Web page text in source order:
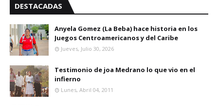
DESTACADAS
Anyela Gomez (La Beba) hace historia en los
Juegos Centroamericanos y del Caribe
Jueves, Julio 30, 2026
Testimonio de joa Medrano lo que vio en el
infierno
Lunes, Abril 04, 2011